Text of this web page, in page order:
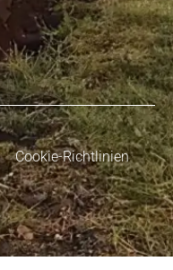
Cookie-Richtlinien